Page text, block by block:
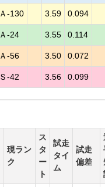
Ａ-130 3.59 0.094
Ａ-24 3.55 0.114
Ａ-56 3.50 0.072
Ｓ-42 3.56 0.099
現ラン
ク
ス
タ
ー
ト
試走
タイ
ム
試走
偏差
選
手
短
評